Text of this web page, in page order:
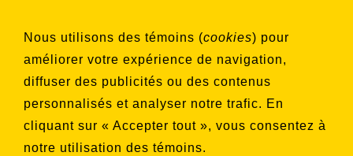
Nous utilisons des témoins (cookies) pour
améliorer votre expérience de navigation,
diffuser des publicités ou des contenus
personnalisés et analyser notre trafic. En
cliquant sur « Accepter tout », vous consentez à
notre utilisation des témoins.
souhaitez vous inscrire
Aucune liste sélectionnée
S'INSCRIRE